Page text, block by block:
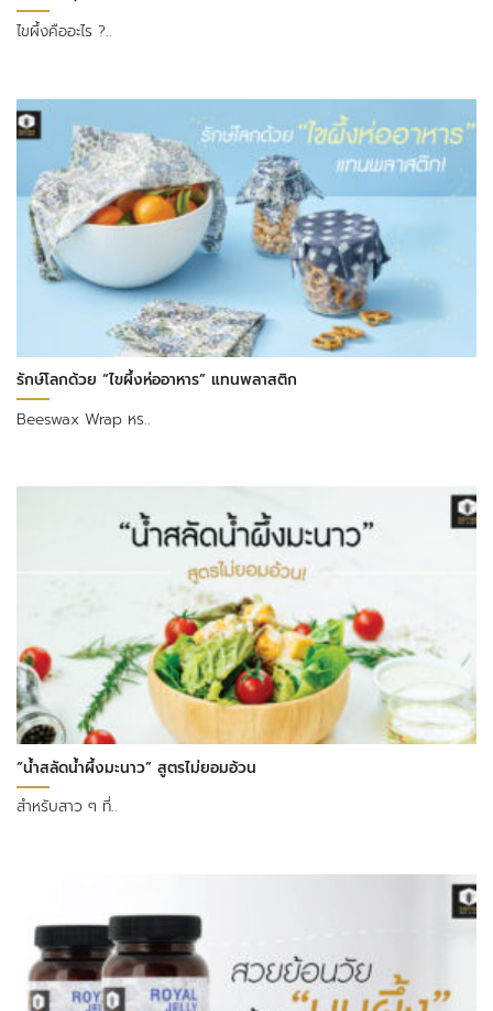
ไขผึ้งคืออะไร ?..
รักษ์โลกด้วย “ไขผึ้งห่ออาหาร” แทนพลาสติก
Beeswax Wrap หร..
“น้ำสลัดน้ำผึ้งมะนาว” สูตรไม่ยอมอ้วน
สำหรับสาว ๆ ที่..